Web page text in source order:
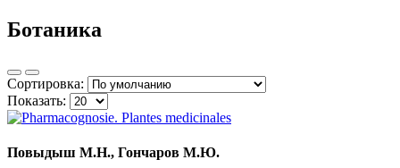
Ботаника
Сортировка:
Показать:
Повыдыш М.Н., Гончаров М.Ю.